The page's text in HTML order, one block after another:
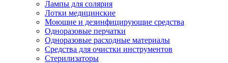
Лампы для солярия
Лотки медицинские
Моющие и дезинфицирующие средства
Одноразовые перчатки
Одноразовые расходные материалы
Средства для очистки инструментов
Стерилизаторы